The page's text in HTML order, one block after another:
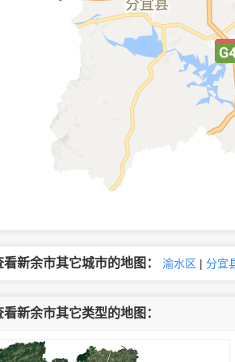
新余市其它城市的地图： 渝水区 | 分宜
新余市其它类型的地图：